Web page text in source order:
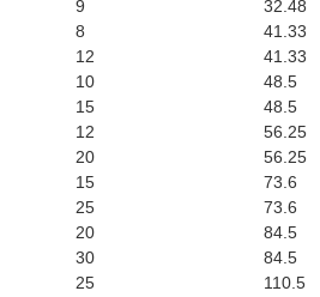
9
32.48
8
41.33
12
41.33
10
48.5
15
48.5
12
56.25
20
56.25
15
73.6
25
73.6
20
84.5
30
84.5
25
110.5